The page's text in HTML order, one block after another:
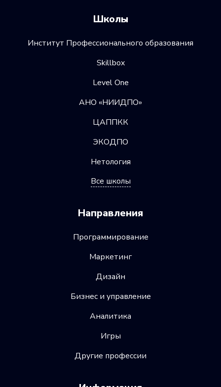
Школы
Институт Профессионального образования
Skillbox
Level One
АНО «НИИДПО»
ЦАППКК
ЭКОДПО
Нетология
Все школы
Направления
Программирование
Маркетинг
Дизайн
Бизнес и управление
Аналитика
Игры
Другие профессии